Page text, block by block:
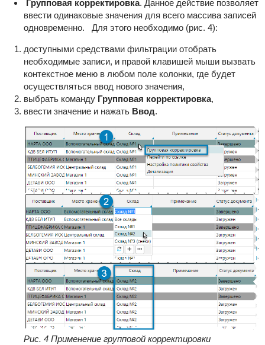
Групповая корректировка. Данное действие позволяет
ввести одинаковые значения для всего массива записей
одновременно. Для этого необходимо (рис. 4):
доступными средствами фильтрации отобрать
необходимые записи, и правой клавишей мыши вызвать
контекстное меню в любом поле колонки, где будет
осуществляться ввод нового значения,
выбрать команду Групповая корректировка,
ввести значение и нажать Ввод.
Рис. 4 Применение групповой корректировки